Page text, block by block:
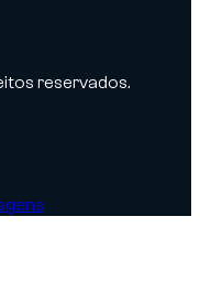
reservados.